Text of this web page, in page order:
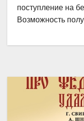
поступление на
Возможность